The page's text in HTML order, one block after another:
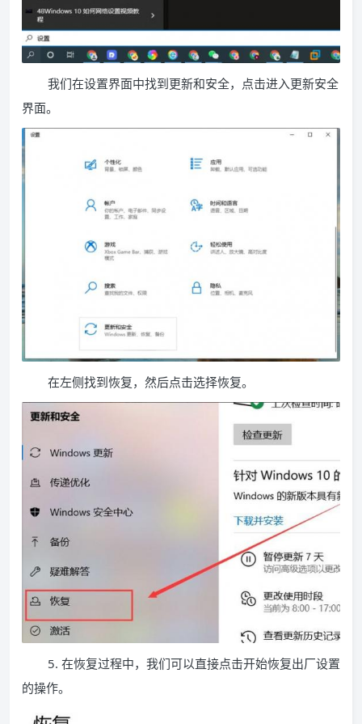
我们在设置界面中找到更新和安全，点击进入更新安全
界面。
在左侧找到恢复，然后点击选择恢复。
5. 在恢复过程中，我们可以直接点击开始恢复出厂设置
的操作。